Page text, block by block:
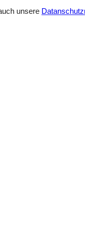
haben
2 externe
unsere